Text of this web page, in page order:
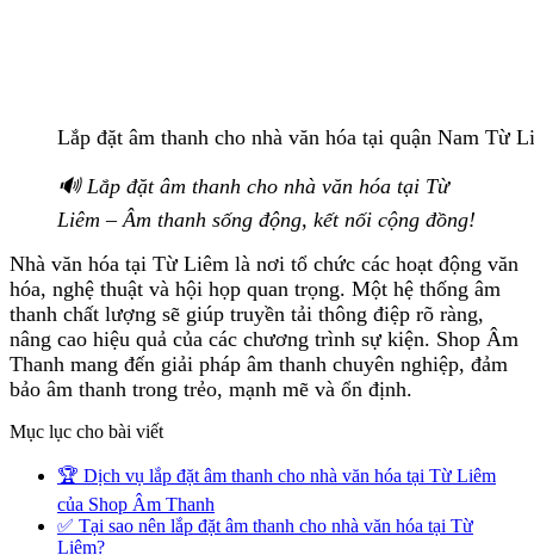
Lắp đặt âm thanh cho nhà văn hóa tại quận Nam Từ
🔊 Lắp đặt âm thanh cho nhà văn hóa tại Từ
Liêm – Âm thanh sống động, kết nối cộng đồng!
Nhà văn hóa tại Từ Liêm là nơi tổ chức các hoạt động văn
hóa, nghệ thuật và hội họp quan trọng. Một hệ thống âm
thanh chất lượng sẽ giúp truyền tải thông điệp rõ ràng,
nâng cao hiệu quả của các chương trình sự kiện. Shop Âm
Thanh mang đến giải pháp âm thanh chuyên nghiệp, đảm
bảo âm thanh trong trẻo, mạnh mẽ và ổn định.
Mục lục cho bài viết
🏆 Dịch vụ lắp đặt âm thanh cho nhà văn hóa tại Từ Liêm
của Shop Âm Thanh
✅ Tại sao nên lắp đặt âm thanh cho nhà văn hóa tại Từ
Liêm?